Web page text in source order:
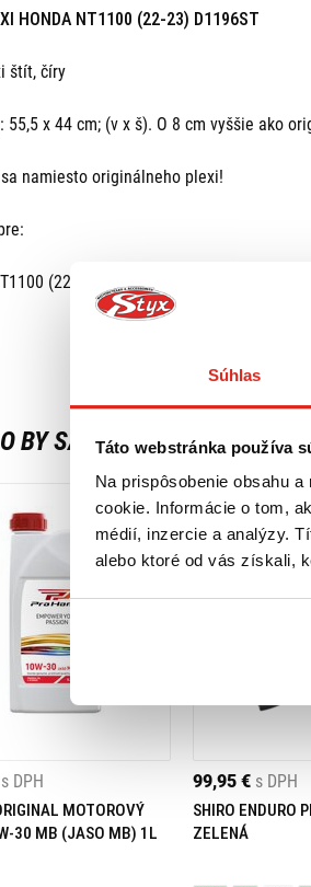
Súhlas
Táto webstránka používa
Na prispôsobenie obsahu
cookie. Informácie o tom,
médií, inzercie a analýzy.
alebo ktoré od vás získali,
HONDA NT1100 (22-23) D1196ST
štít, číry
55,5 x 44 cm; (v x š). O 8 cm vyššie ako
namiesto originálneho plexi!
(22-23)
BY SA VÁM PÁČIŤ
s DPH
MOTOROVÝ
30 MB (JASO MB) 1L
99,95 € s DPH
SHIRO ENDURO
ZELENÁ